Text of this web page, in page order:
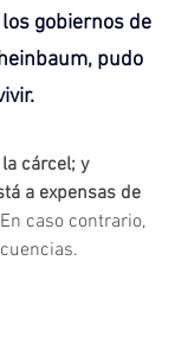
gobiernos de
pudo
cárcel; y
a expensas de
caso contrario,